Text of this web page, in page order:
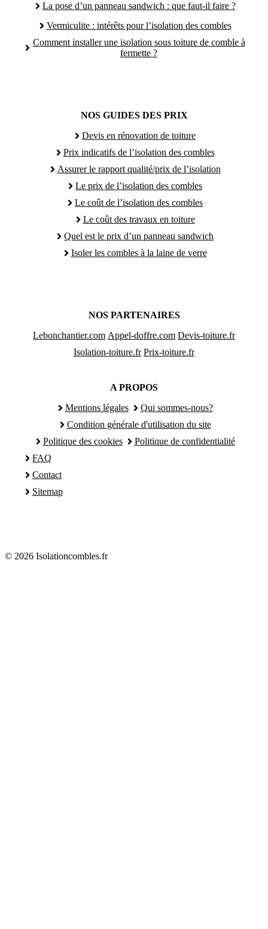
La pose d’un panneau sandwich : que faut-il faire ?
Vermiculite : intérêts pour l’isolation des combles
Comment installer une isolation sous toiture de comble à
fermette ?
NOS GUIDES DES PRIX
Devis en rénovation de toiture
Prix indicatifs de l’isolation des combles
Assurer le rapport qualité/prix de l’isolation
Le prix de l’isolation des combles
Le coût de l’isolation des combles
Le coût des travaux en toiture
Quel est le prix d’un panneau sandwich
Isoler les combles à la laine de verre
NOS PARTENAIRES
Lebonchantier.com Appel-doffre.com Devis-toiture.fr
Isolation-toiture.fr Prix-toiture.fr
A PROPOS
Mentions légales
Qui sommes-nous?
Condition générale d'utilisation du site
Politique des cookies
Politique de confidentialité
FAQ
Contact
Sitemap
© 2026 Isolationcombles.fr